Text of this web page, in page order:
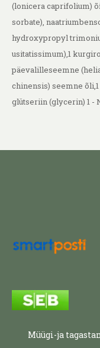
(lonicera caprifolium)
sorbate),
hydroxypropyl
usitatissimum),1
päevalilleseemne
chinensis) seemne
glütseriin (glycerin) 1 -
Müügi-ja